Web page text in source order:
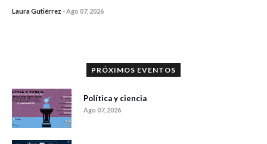
Laura Gutiérrez -Ago 07, 2026
PRÓXIMOS EVENTOS
Política y ciencia
Ago 07, 2026